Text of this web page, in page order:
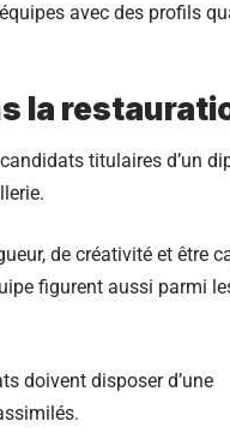
avec des profils
la
titulaires d’un
de créativité et être
figurent aussi parmi
doivent disposer d’une